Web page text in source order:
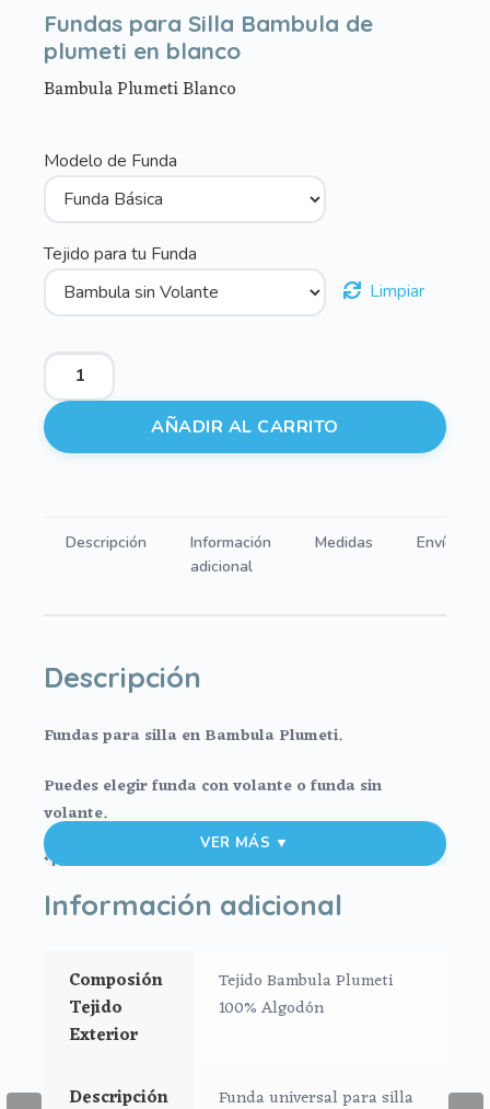
Fundas para Silla Bambula de
plumeti en blanco
Bambula Plumeti Blanco
Modelo de Funda
Tejido para tu Funda
Limpiar
Fundas
para
Silla
Bambula
blanco
AÑADIR AL CARRITO
Descripción
Información
adicional
Medidas Envíos
Descripción
Fundas para silla en Bambula Plumeti.
Puedes elegir funda con volante o funda sin
volante.
*Funda Global
Funda en bambula plumeti.
tejido reforzado de fácil limpieza.
El relleno de la funda es micro fibra prensada
para mayor confort y comodidad del bebé.
El tejido posterior de la funda es rejilla de
VER MÁS ▼
Información adicional
Composión
Tejido
Exterior
Tejido Bambula Plumeti
100% Algodón
Descripción Funda universal para silla